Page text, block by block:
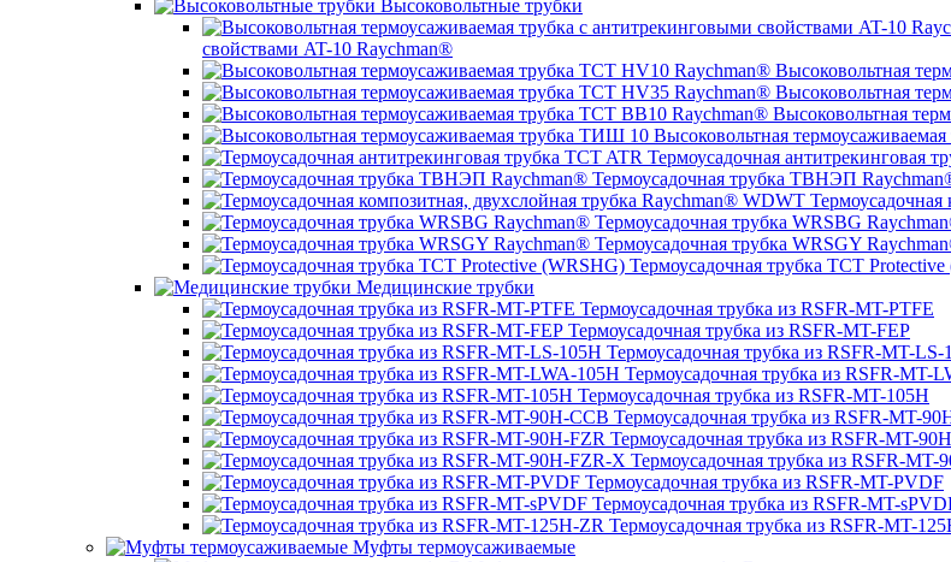
Высоковольтные трубки
свойствами AT-10 Raychman®
Высоковольтная
Высоковольтная
Высоковольтная
Высоковольтная
Термоусадочная антитрекинговая
Термоусадочная трубка ТВНЭП
Термоусадочная трубка WRSBG
Термоусадочная трубка WRSGY
Термоусадочная трубка TCT
Медицинские трубки
Термоусадочная трубка из RSFR-MT-PTFE
Термоусадочная трубка из RSFR-MT-FEP
Термоусадочная трубка из RSFR-MT-LS-
Термоусадочная трубка из RSFR-MT-
Термоусадочная трубка из RSFR-MT-105H
Термоусадочная трубка из RSFR-MT-
Термоусадочная трубка из RSFR-MT-
Термоусадочная трубка из RSFR-MT-
Термоусадочная трубка из RSFR-MT-PVDF
Термоусадочная трубка из RSFR-MT-
Термоусадочная трубка из RSFR-MT-
Муфты термоусаживаемые